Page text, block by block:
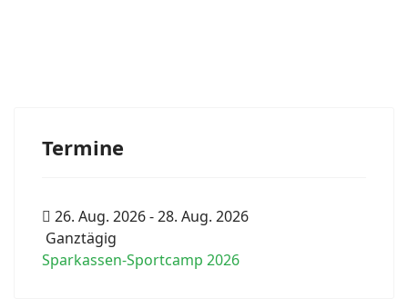
Termine
26. Aug. 2026-28. Aug. 2026
Ganztägig
Sparkassen-Sportcamp 2026